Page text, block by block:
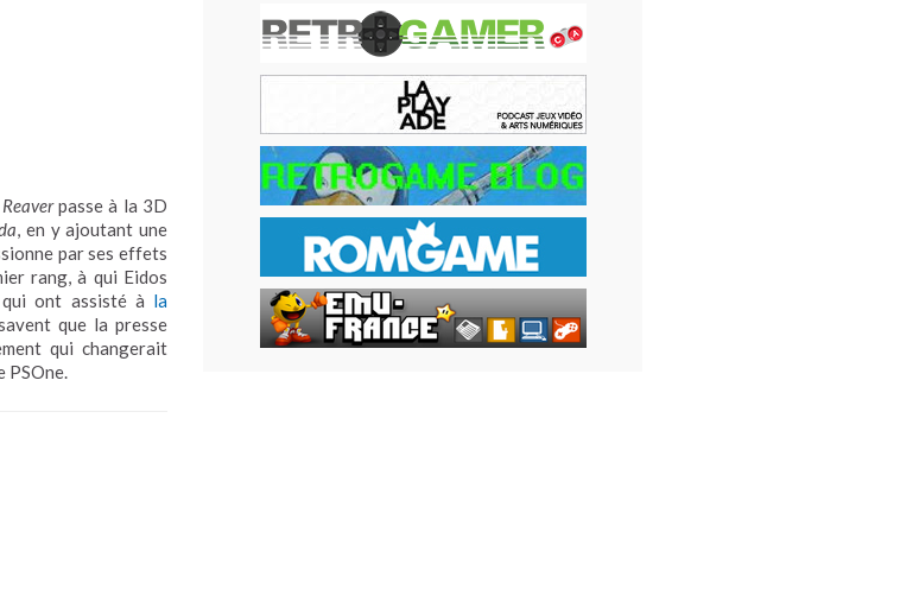
passe à la 3D
, en y ajoutant une
par ses effets
rang, à qui Eidos
qui ont assisté à la
que la presse
qui changerait
PSOne.